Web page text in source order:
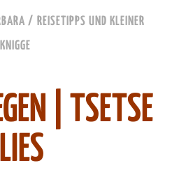
/ REISETIPPS UND KLEINER
KNIGGE
| TSETSE